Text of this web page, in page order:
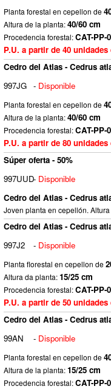
Planta forestal en cepellon de
Altura de la planta:40/60 cm
Procedencia forestal:CAT-PP-
P.U. a partir de 40
Cedro del Atlas - Cedrus
997JG - Disponible
Planta forestal en cepellon de
Altura de la planta:40/60 cm
Procedencia forestal:CAT-PP-
P.U. a partir de 80
Súper oferta - 50%
997UUD- Disponible
Cedro del Atlas - Cedrus
Joven planta en cepellón.
Cedro del Atlas - Cedrus
997J2
- Disponible
Planta florestal en cepellon de
Altura da planta:15/25 cm
Procedencia forestal:CAT-PP-
P.U. a partir de 50
Cedro del Atlas - Cedrus
99AN
- Disponible
Planta forestal en cepellon de
Altura de la planta:15/25 cm
Procedencia forestal:CAT-PP-